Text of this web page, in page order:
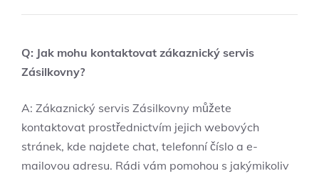
Q: Jak mohu kontaktovat zákaznický servis
Zásilkovny?
A: Zákaznický servis Zásilkovny můžete
kontaktovat prostřednictvím jejich webových
stránek, kde najdete chat, telefonní číslo a e-
mailovou adresu. Rádi vám pomohou s jakýmikoliv